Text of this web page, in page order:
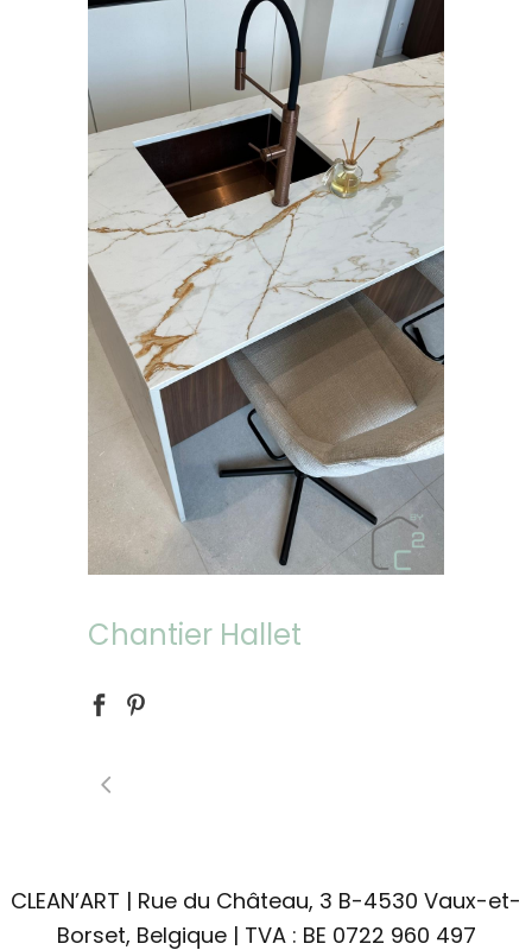
Chantier Hallet
CLEAN’ART | Rue du Château, 3 B-4530 Vaux-et-
Borset, Belgique | TVA : BE 0722 960 497